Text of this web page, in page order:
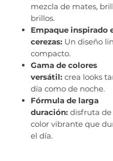
mezcla de mates,
brillos.
Empaque inspirado
cerezas: Un diseño
compacto.
Gama de colores
versátil: crea looks
día como de noche.
Fórmula de larga
duración: disfruta de
color vibrante que
el día.